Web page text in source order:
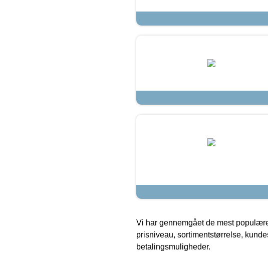
Vi har gennemgået de mest
prisniveau, sortimentstørrelse,
betalingsmuligheder.